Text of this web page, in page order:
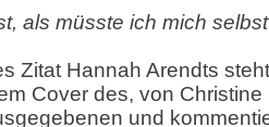
als müsste ich mich
Zitat Hannah Arendts
Cover des, von
und